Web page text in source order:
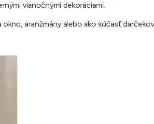
vianočnými dekoráciami.
okno, aranžmány alebo ako súčasť